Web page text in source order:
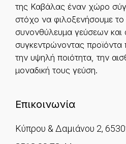
της Καβάλας έναν χώρο
στόχο να φιλοξενήσουμε το
συνονθύλευμα γεύσεων
συγκεντρώνοντας προϊόντα
την υψηλή ποιότητα, την
μοναδική τους γεύση.
Επικοινωνία
Κύπρου & Δαμιάνου 2,